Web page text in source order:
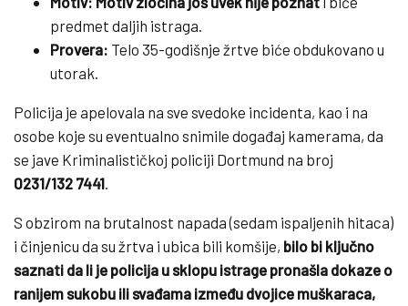
predmet daljih istraga.
Provera: Telo 35-godišnje žrtve biće obdukovano u
utorak.
Policija je apelovala na sve svedoke incidenta, kao i na
osobe koje su eventualno snimile događaj kamerama, da
se jave Kriminalističkoj policiji Dortmund na broj
0231/132 7441
S obzirom na brutalnost napada (sedam ispaljenih hitaca)
i činjenicu da su žrtva i ubica bili komšije, bilo bi ključno
saznati da li je policija u sklopu istrage pronašla dokaze o
ranijem sukobu ili svađama između dvojice muškaraca,